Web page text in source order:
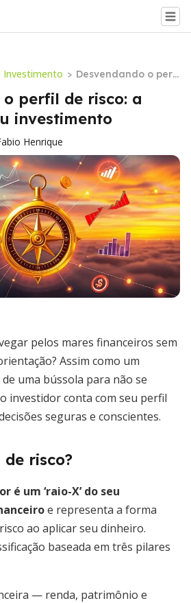
Investimento > Desvendando o perfi
l de risco: a bússola
do seu investimento
o perfil de risco: a
investimento
Henrique
pelos mares financeiros sem
Assim como um
uma bússola para não se
investidor conta com seu perfil
seguras e conscientes.
risco?
é um ‘raio-X’ do seu
e representa a forma
ao aplicar seu dinheiro.
baseada em três pilares
— renda, patrimônio e